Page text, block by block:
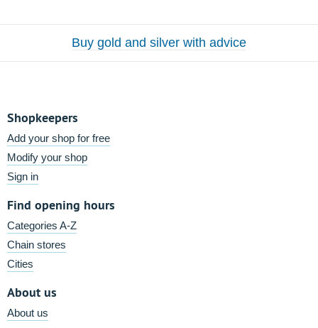
Buy gold and silver with advice
Shopkeepers
Add your shop for free
Modify your shop
Sign in
Find opening hours
Categories A-Z
Chain stores
Cities
About us
About us